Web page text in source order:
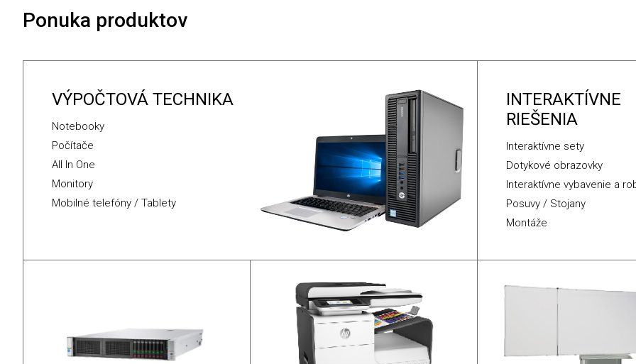
Ponuka produktov
VÝPOČTOVÁ TECHNIKA
Notebooky
Počítače
All In One
Monitory
Mobilné telefóny / Tablety
INTERAKTÍVNE
RIEŠENIA
Interaktívne sety
Dotykové obrazovky
Interaktívne vybavenie a
Posuvy / Stojany
Montáže